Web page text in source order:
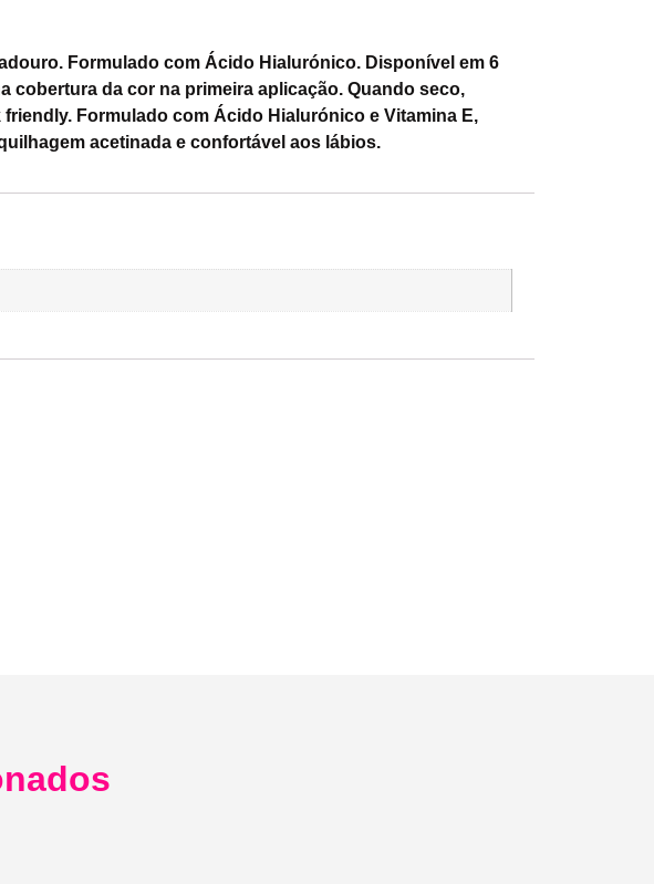
Formulado com Ácido Hialurónico. Disponível em 6
cobertura da cor na primeira aplicação. Quando seco,
Formulado com Ácido Hialurónico e Vitamina E,
acetinada e confortável aos lábios.